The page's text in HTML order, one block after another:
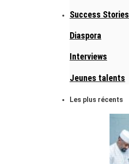
Success Stories
Diaspora
Interviews
Jeunes talents
Les plus récents